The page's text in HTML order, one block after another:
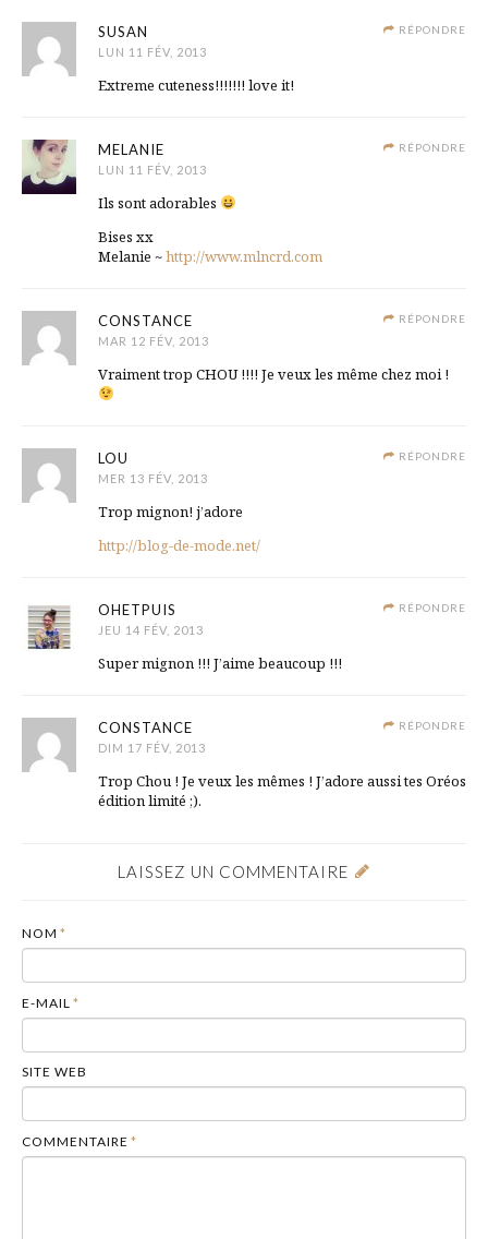
RÉPONDRE
SUSAN
LUN 11 FÉV, 2013
Extreme cuteness!!!!!!! love it!
RÉPONDRE
MELANIE
LUN 11 FÉV, 2013
Ils sont adorables
Bises xx
Melanie ~http://www.mlncrd.com
RÉPONDRE
CONSTANCE
MAR 12 FÉV, 2013
Vraiment trop CHOU !!!! Je veux les même chez moi !
RÉPONDRE
LOU
MER 13 FÉV, 2013
Trop mignon! j’adore
http://blog-de-mode.net/
RÉPONDRE
OHETPUIS
JEU 14 FÉV, 2013
Super mignon !!! J’aime beaucoup !!!
RÉPONDRE
CONSTANCE
DIM 17 FÉV, 2013
Trop Chou ! Je veux les mêmes ! J’adore aussi tes Oréos
édition limité ;).
LAISSEZ UN COMMENTAIRE
NOM *
E-MAIL *
SITE WEB
COMMENTAIRE *